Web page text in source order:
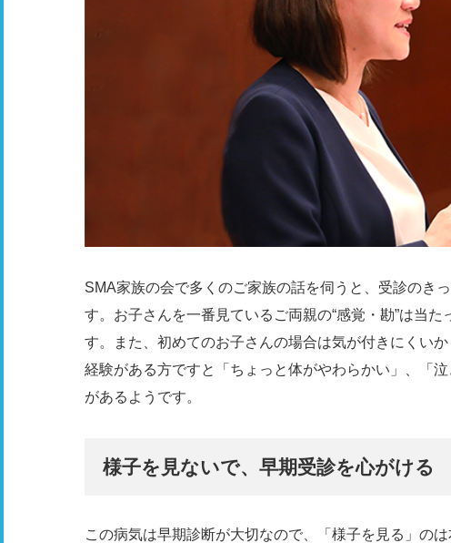
SMA家族の会で多くのご家族の話を伺うと、受診のき
す。お子さんを一番見ているご両親の“感覚・勘”は当
す。また、初めてのお子さんの場合は気が付きにくい
経験がある方ですと「ちょっと体がやわらかい」、「
があるようです。
様子を見ないで、早期受診を心がける
この病気は早期診断が大切なので、「様子を見る」の